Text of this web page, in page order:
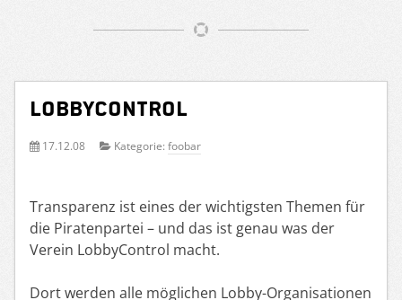
LobbyControl
17.12.08 Kategorie: foobar
Transparenz ist eines der wichtigsten Themen für
die Piratenpartei – und das ist genau was der
Verein LobbyControl macht.
Dort werden alle möglichen Lobby-Organisationen